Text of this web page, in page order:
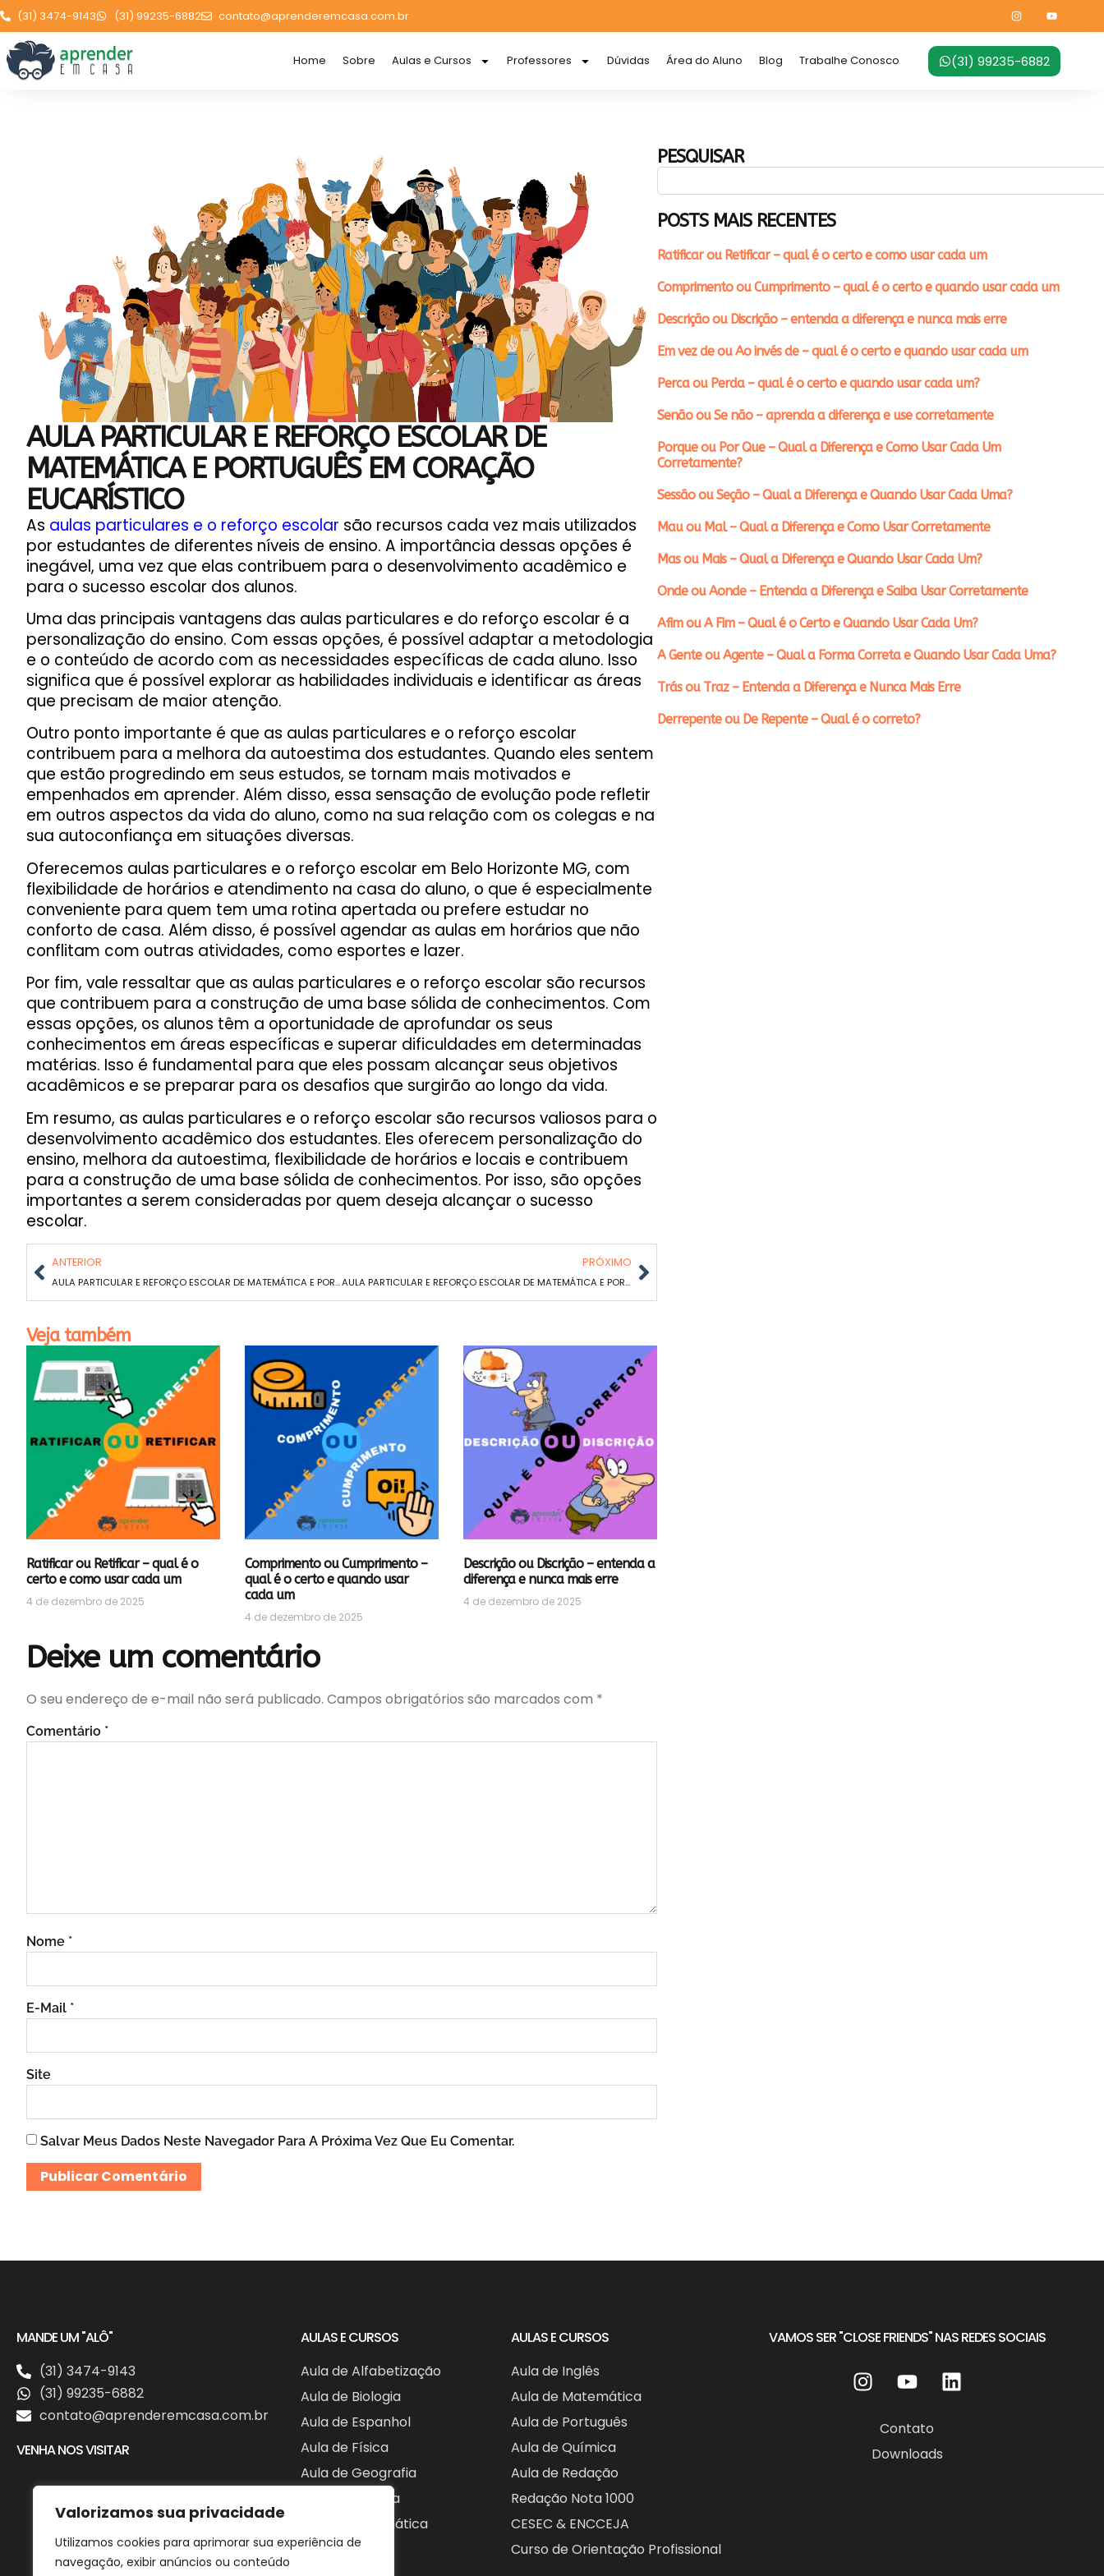
Valorizamos sua privacidade
Utilizamos cookies para aprimorar sua experiência de
navegação, exibir anúncios ou conteúdo
(31) 3474-9143 (31) 99235-6882 contato@aprenderemcasa.com.br
Home Sobre Aulas e Cursos Professores Dúvidas Área do Aluno Blog Trabalhe Conosco (31) 99235-6882
AULA PARTICULAR E REFORÇO ESCOLAR DE
MATEMÁTICA E PORTUGUÊS EM CORAÇÃO
EUCARÍSTICO
As aulas particulares e o reforço escolar são recursos cada vez mais utilizados
por estudantes de diferentes níveis de ensino. A importância dessas opções é
inegável, uma vez que elas contribuem para o desenvolvimento acadêmico e
para o sucesso escolar dos alunos.
Uma das principais vantagens das aulas particulares e do reforço escolar é a
personalização do ensino. Com essas opções, é possível adaptar a metodologia
e o conteúdo de acordo com as necessidades específicas de cada aluno. Isso
significa que é possível explorar as habilidades individuais e identificar as áreas
que precisam de maior atenção.
Outro ponto importante é que as aulas particulares e o reforço escolar
contribuem para a melhora da autoestima dos estudantes. Quando eles sentem
que estão progredindo em seus estudos, se tornam mais motivados e
empenhados em aprender. Além disso, essa sensação de evolução pode refletir
em outros aspectos da vida do aluno, como na sua relação com os colegas e na
sua autoconfiança em situações diversas.
Oferecemos aulas particulares e o reforço escolar em Belo Horizonte MG, com
flexibilidade de horários e atendimento na casa do aluno, o que é especialmente
conveniente para quem tem uma rotina apertada ou prefere estudar no
conforto de casa. Além disso, é possível agendar as aulas em horários que não
conflitam com outras atividades, como esportes e lazer.
Por fim, vale ressaltar que as aulas particulares e o reforço escolar são recursos
que contribuem para a construção de uma base sólida de conhecimentos. Com
essas opções, os alunos têm a oportunidade de aprofundar os seus
conhecimentos em áreas específicas e superar dificuldades em determinadas
matérias. Isso é fundamental para que eles possam alcançar seus objetivos
acadêmicos e se preparar para os desafios que surgirão ao longo da vida.
Em resumo, as aulas particulares e o reforço escolar são recursos valiosos para o
desenvolvimento acadêmico dos estudantes. Eles oferecem personalização do
ensino, melhora da autoestima, flexibilidade de horários e locais e contribuem
para a construção de uma base sólida de conhecimentos. Por isso, são opções
importantes a serem consideradas por quem deseja alcançar o sucesso
escolar.
ANTERIOR
AULA PARTICULAR E REFORÇO ESCOLAR DE MATEMÁTICA E PORTUGUÊS EM IPIRANGA
PRÓXIMO
AULA PARTICULAR E REFORÇO ESCOLAR DE MATEMÁTICA E PORTUGUÊS EM PADRE EUSTÁQUIO
Veja também
Ratificar ou Retificar – qual é o
certo e como usar cada um
4 de dezembro de 2025
Comprimento ou Cumprimento –
qual é o certo e quando usar
cada um
4 de dezembro de 2025
Descrição ou Discrição – entenda a
diferença e nunca mais erre
4 de dezembro de 2025
Deixe um comentário
O seu endereço de e-mail não será publicado. Campos obrigatórios são marcados com *
Comentário *
Nome *
E-Mail *
Site
Salvar Meus Dados Neste Navegador Para A Próxima Vez Que Eu Comentar.
PESQUISAR
POSTS MAIS RECENTES
Ratificar ou Retificar – qual é o certo e como usar cada um
Comprimento ou Cumprimento – qual é o certo e quando usar cada um
Descrição ou Discrição – entenda a diferença e nunca mais erre
Em vez de ou Ao invés de – qual é o certo e quando usar cada um
Perca ou Perda – qual é o certo e quando usar cada um?
Senão ou Se não – aprenda a diferença e use corretamente
Porque ou Por Que – Qual a Diferença e Como Usar Cada Um
Corretamente?
Sessão ou Seção – Qual a Diferença e Quando Usar Cada Uma?
Mau ou Mal – Qual a Diferença e Como Usar Corretamente
Mas ou Mais – Qual a Diferença e Quando Usar Cada Um?
Onde ou Aonde – Entenda a Diferença e Saiba Usar Corretamente
Afim ou A Fim – Qual é o Certo e Quando Usar Cada Um?
A Gente ou Agente – Qual a Forma Correta e Quando Usar Cada Uma?
Trás ou Traz – Entenda a Diferença e Nunca Mais Erre
Derrepente ou De Repente – Qual é o correto?
MANDE UM "ALÔ"
(31) 3474-9143
(31) 99235-6882
contato@aprenderemcasa.com.br
VENHA NOS VISITAR
AULAS E CURSOS
Aula de Alfabetização
Aula de Biologia
Aula de Espanhol
Aula de Física
Aula de Geografia
Aula de História
Aula de Informática
AULAS E CURSOS
Aula de Inglês
Aula de Matemática
Aula de Português
Aula de Química
Aula de Redação
Redação Nota 1000
CESEC & ENCCEJA
Curso de Orientação Profissional
VAMOS SER "CLOSE FRIENDS" NAS REDES SOCIAIS
Contato
Downloads